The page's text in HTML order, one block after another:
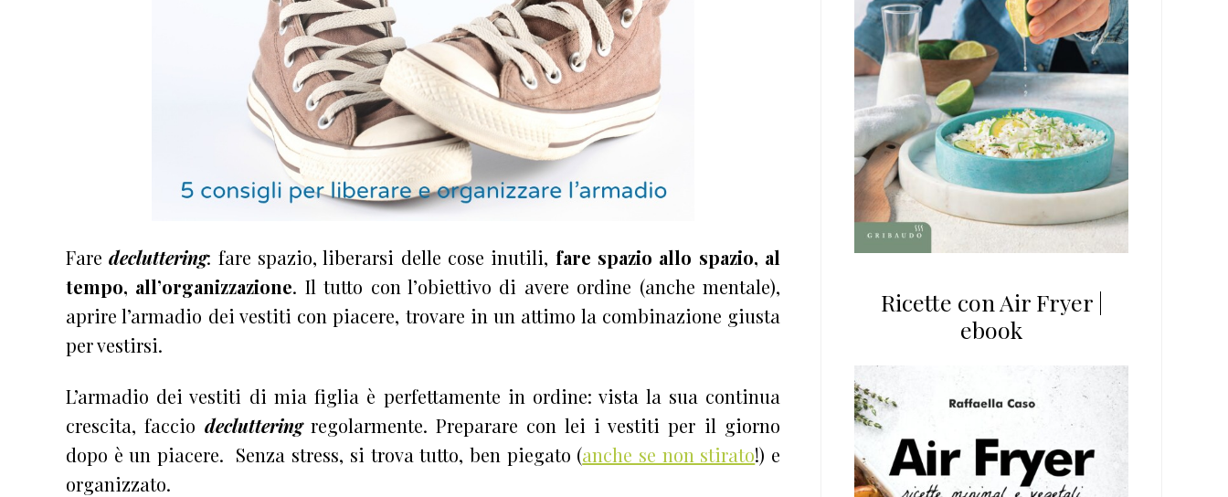
Faredecluttering: fare spazio, liberarsi delle cose inutili, fare spazio allo spazio, al
tempo, all’organizzazione. Il tutto con l’obiettivo di avere ordine (anche mentale),
aprire l’armadio dei vestiti con piacere, trovare in un attimo la combinazione giusta
per vestirsi.
L’armadio dei vestiti di mia figlia è perfettamente in ordine: vista la sua continua
crescita, faccio declutteringregolarmente. Preparare con lei i vestiti per il giorno
dopo è un piacere. Senza stress, si trova tutto, ben piegato (anche se non stirato!) e
organizzato.
Ricette con Air Fryer |
ebook